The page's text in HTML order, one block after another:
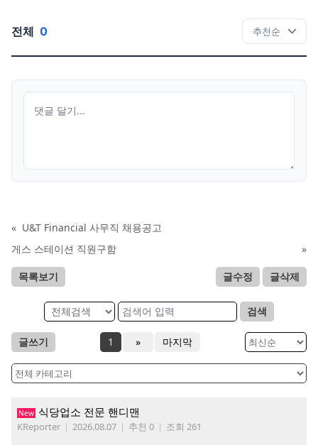
전체 0
« U&T Financial 사무직 채용공고
게스 스테이션 직원구함
»
목록보기 글수정 글삭제
검색
글쓰기 1 » 마지막
New 식당업소 전문 핸디맨
KReporter | 2026.08.07 | 추천 0 | 조회 261